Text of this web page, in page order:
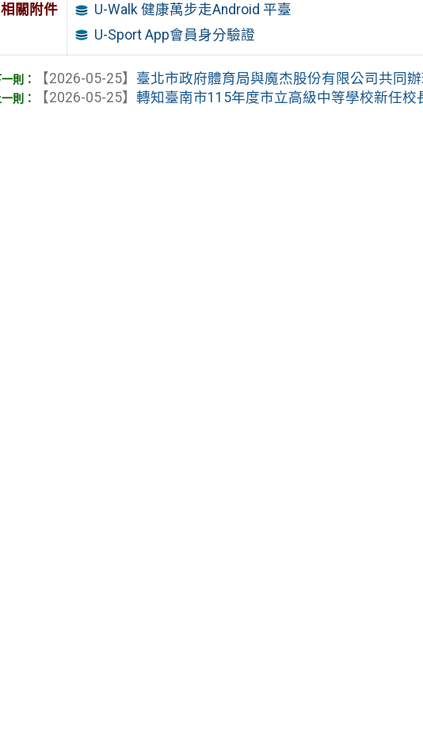
相關附件
U-Walk 健康萬步走Android 平臺
U-Sport App會員身分驗證
【2026-05-25】 臺北市政府體育局與魔杰股份有限公司共同
【2026-05-25】轉知臺南市115年度市立高級中等學校新任校